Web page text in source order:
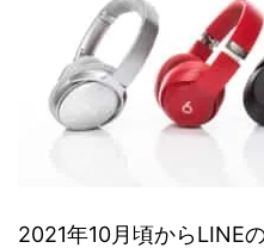
2021年10月頃からLINE